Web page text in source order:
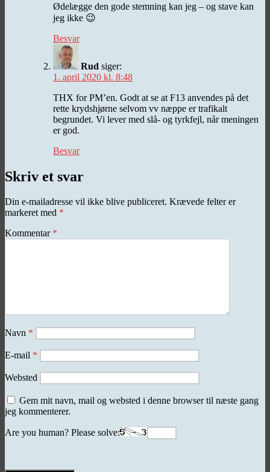
Ødelægge den gode stemning kan jeg – og stave kan
jeg ikke 😉
Besvar
Rud siger:
1. april 2020 kl. 8:48
THX for PM’en. Godt at se at F13 anvendes på det
rette krydshjørne selvom vv næppe er trafikalt
begrundet. Vi lever med slå- og tyrkfejl, når meningen
er god.
Besvar
Skriv et svar
Din e-mailadresse vil ikke blive publiceret. Krævede felter er
markeret med *
Kommentar *
Navn *
E-mail *
Websted
Gem mit navn, mail og websted i denne browser til næste gang
jeg kommenterer.
Are you human? Please solve: